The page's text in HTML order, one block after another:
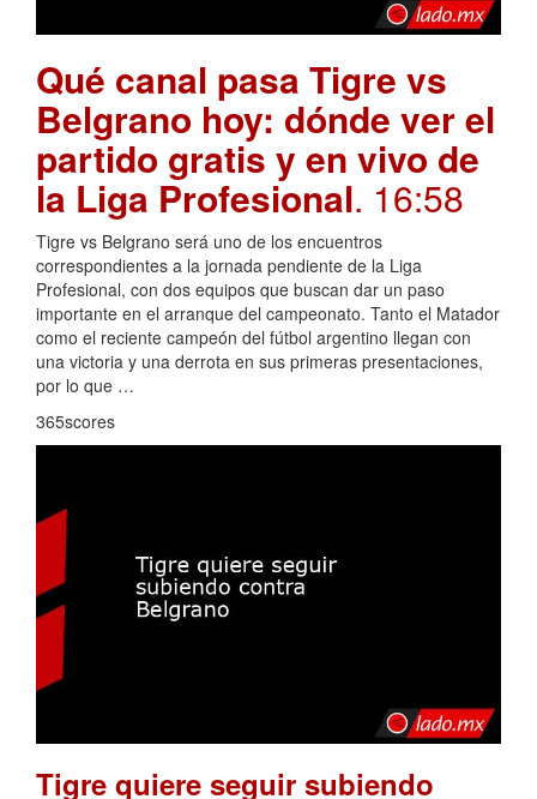
Qué canal pasa Tigre vs
Belgrano hoy: dónde ver el
partido gratis y en vivo de
la Liga Profesional. 16:58
Tigre vs Belgrano será uno de los encuentros
correspondientes a la jornada pendiente de la Liga
Profesional, con dos equipos que buscan dar un paso
importante en el arranque del campeonato. Tanto el Matador
como el reciente campeón del fútbol argentino llegan con
una victoria y una derrota en sus primeras presentaciones,
por lo que …
365scores
Tigre quiere seguir subiendo